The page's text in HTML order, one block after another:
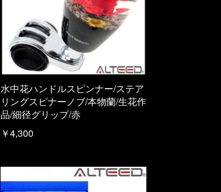
水中花ハンドルスピンナー/ステア
リングスピナーノブ/本物蘭/生花作
品/細径グリップ/赤
￥4,300